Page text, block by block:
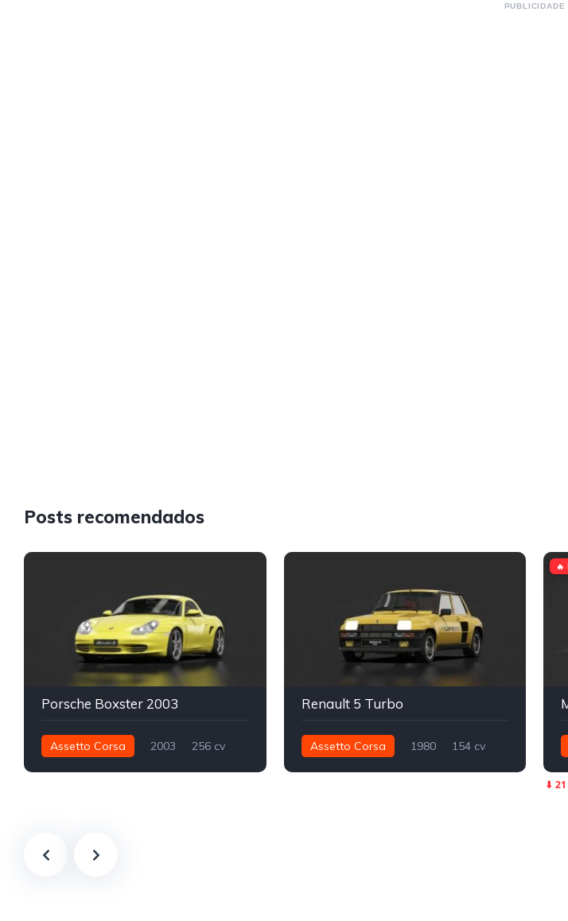
PUBLICIDADE
Posts recomendados
Porsche Boxster 2003
Assetto Corsa 2003
256 cv
Renault 5 Turbo
Assetto Corsa 1980
154 cv
🔥
⬇